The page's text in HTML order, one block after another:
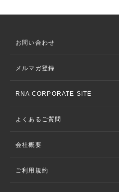
お問い合わせ
メルマガ登録
RNA CORPORATE SITE
よくあるご質問
会社概要
ご利用規約